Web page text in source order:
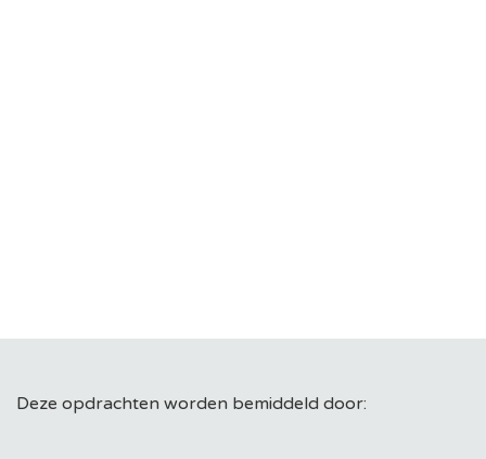
Deze opdrachten worden bemiddeld door: